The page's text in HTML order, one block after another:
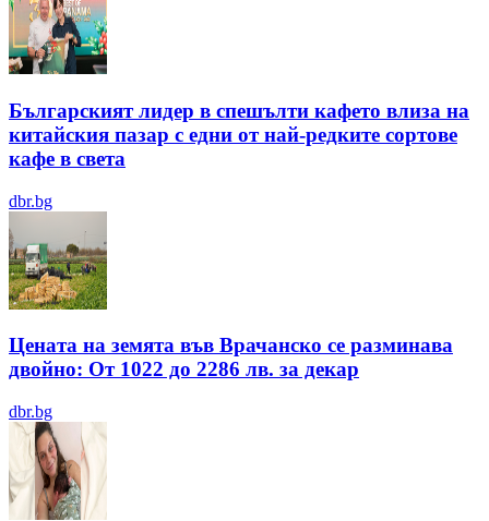
Българският лидер в спешълти кафето влиза на
китайския пазар с едни от най-редките сортове
кафе в света
dbr.bg
Цената на земята във Врачанско се разминава
двойно: От 1022 до 2286 лв. за декар
dbr.bg